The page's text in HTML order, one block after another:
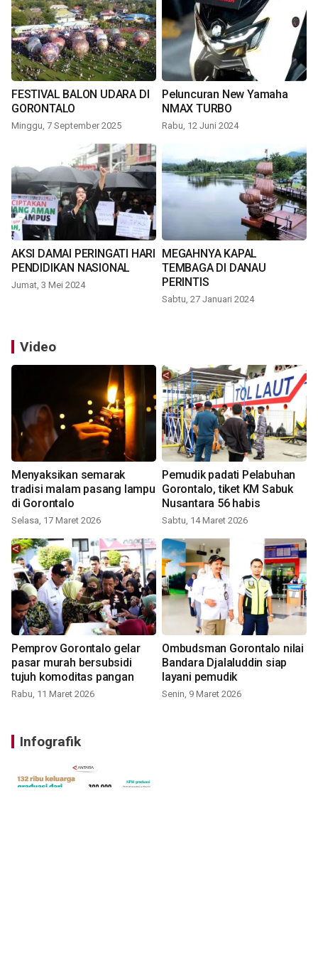
FESTIVAL BALON UDARA DI
GORONTALO
Minggu, 7 September 2025
Peluncuran New Yamaha
NMAX TURBO
Rabu, 12 Juni 2024
AKSI DAMAI PERINGATI HARI
PENDIDIKAN NASIONAL
Jumat, 3 Mei 2024
MEGAHNYA KAPAL
TEMBAGA DI DANAU
PERINTIS
Sabtu, 27 Januari 2024
Video
Menyaksikan semarak
tradisi malam pasang lampu
di Gorontalo
Selasa, 17 Maret 2026
Pemudik padati Pelabuhan
Gorontalo, tiket KM Sabuk
Nusantara 56 habis
Sabtu, 14 Maret 2026
Pemprov Gorontalo gelar
pasar murah bersubsidi
tujuh komoditas pangan
Rabu, 11 Maret 2026
Ombudsman Gorontalo nilai
Bandara Djalaluddin siap
layani pemudik
Senin, 9 Maret 2026
Infografik